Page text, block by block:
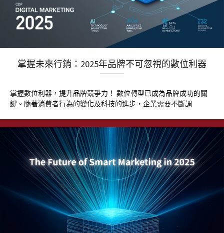
掌握未來行銷：2025年品牌不可忽視的數位利器
掌握數位利器，提升品牌競爭力！ 數位轉型已成為品牌成功的關
鍵。隨著消費者行為的變化及科技的進步，企業需要不斷調